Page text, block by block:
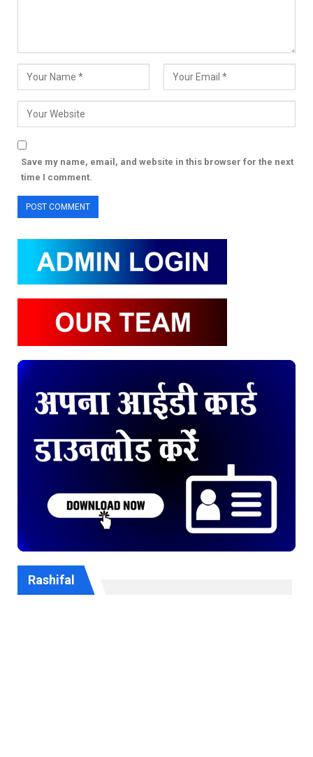
Save my name, email, and website in this browser for the next
time I comment.
Rashifal